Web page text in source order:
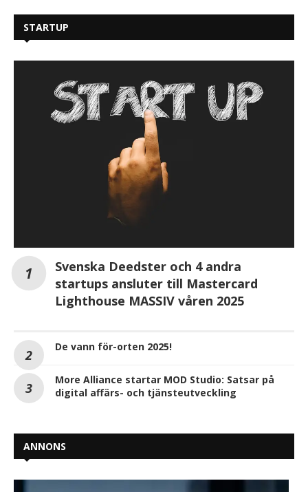
STARTUP
Svenska Deedster och 4 andra
startups ansluter till Mastercard
Lighthouse MASSIV våren 2025
De vann för-orten 2025!
More Alliance startar MOD Studio: Satsar på
digital affärs- och tjänsteutveckling
ANNONS